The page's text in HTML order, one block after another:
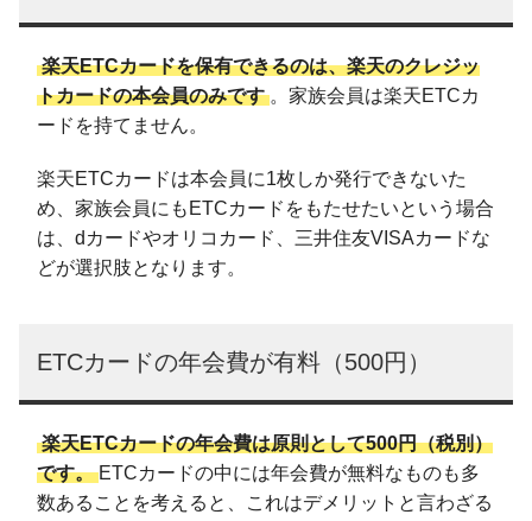
楽天ETCカードを保有できるのは、楽天のクレジッ
トカードの本会員のみです 。家族会員は楽天ETCカ
ードを持てません。
楽天ETCカードは本会員に1枚しか発行できないた
め、家族会員にもETCカードをもたせたいという場合
は、dカードやオリコカード、三井住友VISAカードな
どが選択肢となります。
ETCカードの年会費が有料（500円）
楽天ETCカードの年会費は原則として500円（税別）
です。 ETCカードの中には年会費が無料なものも多
数あることを考えると、これはデメリットと言わざる